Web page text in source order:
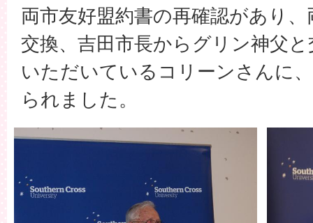
両市友好盟約書の再確認があり
交換、吉田市長からグリン神父
いただいているコリーンさんに
られました。